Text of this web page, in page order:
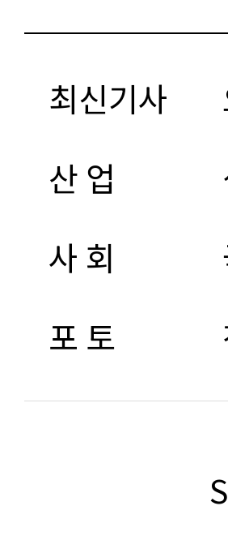
최신기사
산 업
사 회
포 토